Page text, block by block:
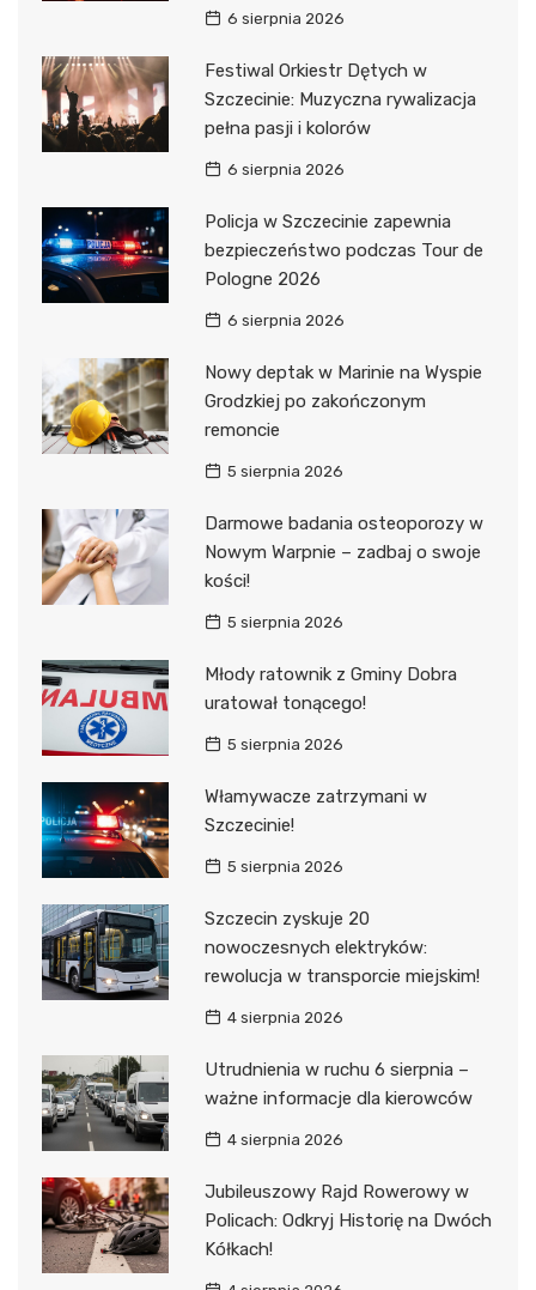
6 sierpnia 2026
Festiwal Orkiestr Dętych w
Szczecinie: Muzyczna rywalizacja
pełna pasji i kolorów
6 sierpnia 2026
Policja w Szczecinie zapewnia
bezpieczeństwo podczas Tour de
Pologne 2026
6 sierpnia 2026
Nowy deptak w Marinie na Wyspie
Grodzkiej po zakończonym
remoncie
5 sierpnia 2026
Darmowe badania osteoporozy w
Nowym Warpnie – zadbaj o swoje
kości!
5 sierpnia 2026
Młody ratownik z Gminy Dobra
uratował tonącego!
5 sierpnia 2026
Włamywacze zatrzymani w
Szczecinie!
5 sierpnia 2026
Szczecin zyskuje 20
nowoczesnych elektryków:
rewolucja w transporcie miejskim!
4 sierpnia 2026
Utrudnienia w ruchu 6 sierpnia –
ważne informacje dla kierowców
4 sierpnia 2026
Jubileuszowy Rajd Rowerowy w
Policach: Odkryj Historię na Dwóch
Kółkach!